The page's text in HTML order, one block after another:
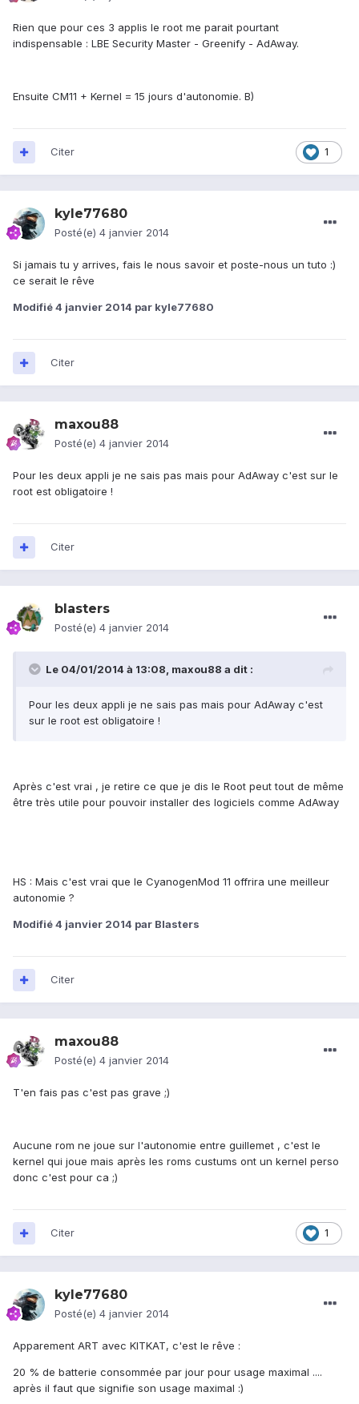
Rien que pour ces 3 applis le root me parait pourtant
indispensable : LBE Security Master - Greenify - AdAway.
Ensuite CM11 + Kernel = 15 jours d'autonomie. B)
1
Citer
kyle77680
Posté(e) 4 janvier 2014
Si jamais tu y arrives, fais le nous savoir et poste-nous un tuto :)
ce serait le rêve
Modifié4 janvier 2014 par kyle77680
Citer
maxou88
Posté(e) 4 janvier 2014
Pour les deux appli je ne sais pas mais pour AdAway c'est sur le
root est obligatoire !
Citer
blasters
Posté(e) 4 janvier 2014
Le 04/01/2014 à 13:08, maxou88 a dit :
Pour les deux appli je ne sais pas mais pour AdAway c'est
sur le root est obligatoire !
Après c'est vrai , je retire ce que je dis le Root peut tout de même
être très utile pour pouvoir installer des logiciels comme AdAway
HS : Mais c'est vrai que le CyanogenMod 11 offrira une meilleur
autonomie ?
Modifié4 janvier 2014 par Blasters
Citer
maxou88
Posté(e) 4 janvier 2014
T'en fais pas c'est pas grave ;)
Aucune rom ne joue sur l'autonomie entre guillemet , c'est le
kernel qui joue mais après les roms custums ont un kernel perso
donc c'est pour ca ;)
1
Citer
kyle77680
Posté(e) 4 janvier 2014
Apparement ART avec KITKAT, c'est le rêve :
20 % de batterie consommée par jour pour usage maximal ....
après il faut que signifie son usage maximal :)